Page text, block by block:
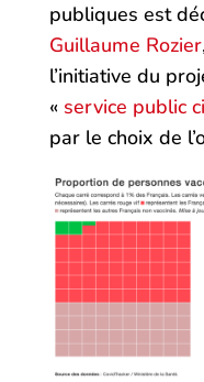
publiques est
Guillaume Rozier
l’initiative du
« service public
par le choix de